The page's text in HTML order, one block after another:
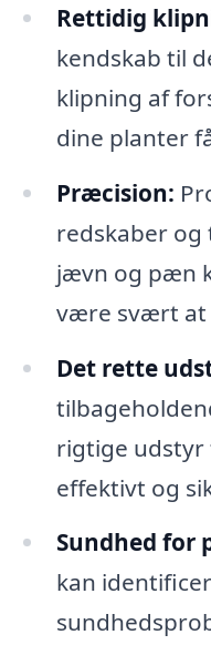
Rettidig
kendskab til
klipning af
dine planter
Præcision:
redskaber og
jævn og pæn
være svært at
Det rette
rigtige udstyr
effektivt og
Sundhed for
kan